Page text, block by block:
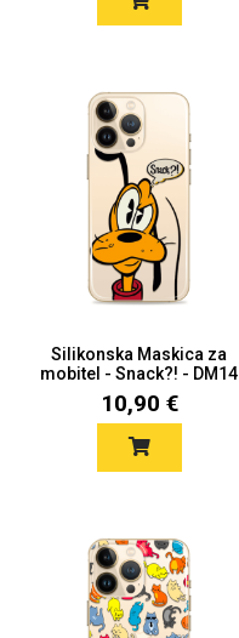
Silikonska Maskica za
mobitel - Snack?! - DM14
10,90 €